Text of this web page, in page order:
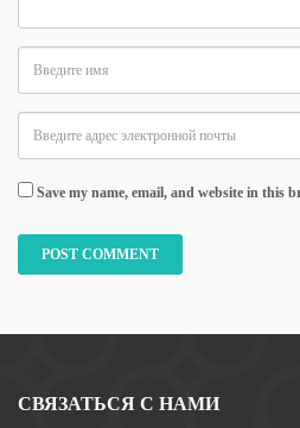
Save my name, email, and website in this
СВЯЗАТЬСЯ С НАМИ